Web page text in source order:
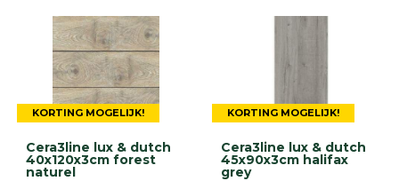
KORTING MOGELIJK!
Cera3line lux & dutch
40x120x3cm forest
naturel
KORTING MOGELIJK!
Cera3line lux & dutch
45x90x3cm halifax
grey